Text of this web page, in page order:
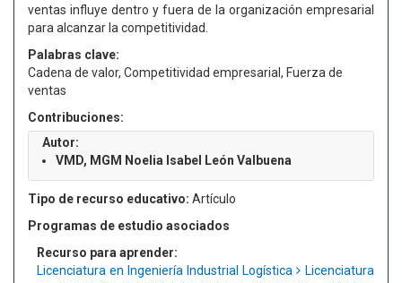
ventas influye dentro y fuera de la organización empresarial
para alcanzar la competitividad.
Palabras clave:
Cadena de valor, Competitividad empresarial, Fuerza de
ventas
Contribuciones:
Autor:
VMD, MGM Noelia Isabel León Valbuena
Tipo de recurso educativo: Artículo
Programas de estudio asociados
Recurso para aprender:
Licenciatura en Ingeniería Industrial Logística
Licenciatura